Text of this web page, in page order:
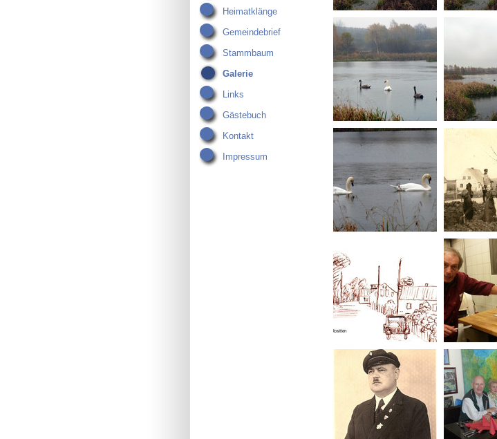
Heimatklänge
Gemeindebrief
Stammbaum
Galerie
Links
Gästebuch
Kontakt
Impressum